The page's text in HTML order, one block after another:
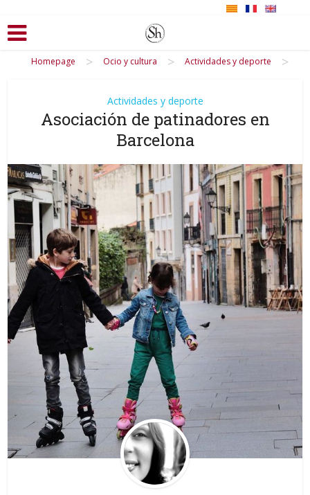
Homepage > Ocio y cultura > Actividades y deporte >
Actividades y deporte
Asociación de patinadores en
Barcelona